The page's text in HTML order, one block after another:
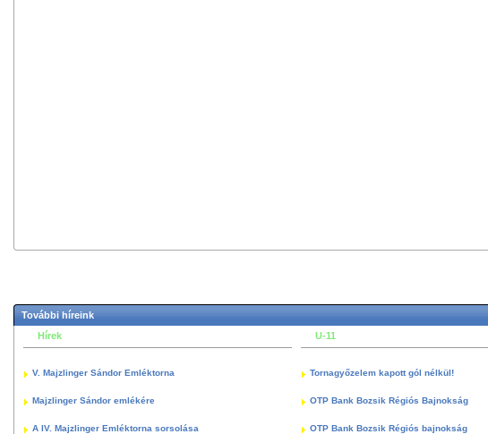
További híreink
Hírek
V. Majzlinger Sándor Emléktorna
Majzlinger Sándor emlékére
A IV. Majzlinger Emléktorna sorsolása
U-11
Tornagyőzelem kapott gól nélkül!
OTP Bank Bozsik Régiós Bajnokság
OTP Bank Bozsik Régiós bajnokság